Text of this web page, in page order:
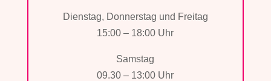
Dienstag, Donnerstag und Freitag
15:00 – 18:00 Uhr
Samstag
09.30 – 13:00 Uhr